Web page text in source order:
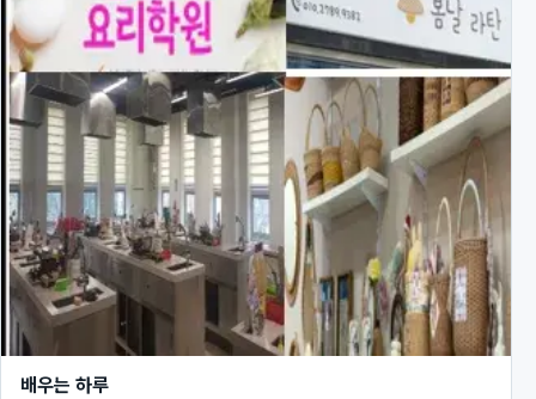
배우는 하루